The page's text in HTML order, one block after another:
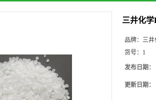
三井化
品牌： 三井
货号： 1
发布日期：
更新日期：